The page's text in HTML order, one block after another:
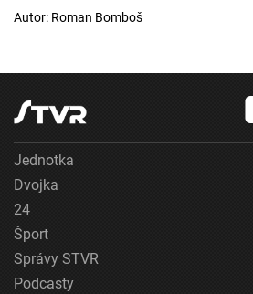
Autor: Roman Bomboš
Jednotka
Dvojka
24
Šport
Správy STVR
Podcasty